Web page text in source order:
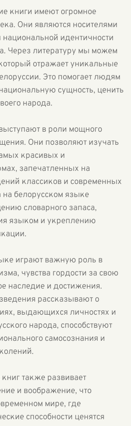
книги имеют огромное
Они являются носителями
идентичности
Через литературу мы можем
отражает уникальные
Это помогает людям
сущность, ценить
народа.
в роли мощного
Они позволяют изучать
красивых и
запечатленных на
классиков и современных
на белорусском языке
словарного запаса,
языком и укреплению
играют важную роль в
чувства гордости за свою
наследие и достижения.
рассказывают о
выдающихся личностях и
народа, способствуют
самосознания и
также развивает
и воображение, что
мире, где
способности ценятся